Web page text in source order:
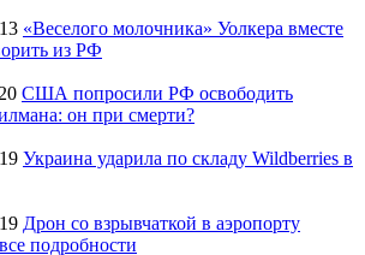
«Веселого молочника» Уолкера вместе
из РФ
США попросили РФ освободить
он при смерти?
Украина ударила по складу Wildberries в
Дрон со взрывчаткой в аэропорту
подробности